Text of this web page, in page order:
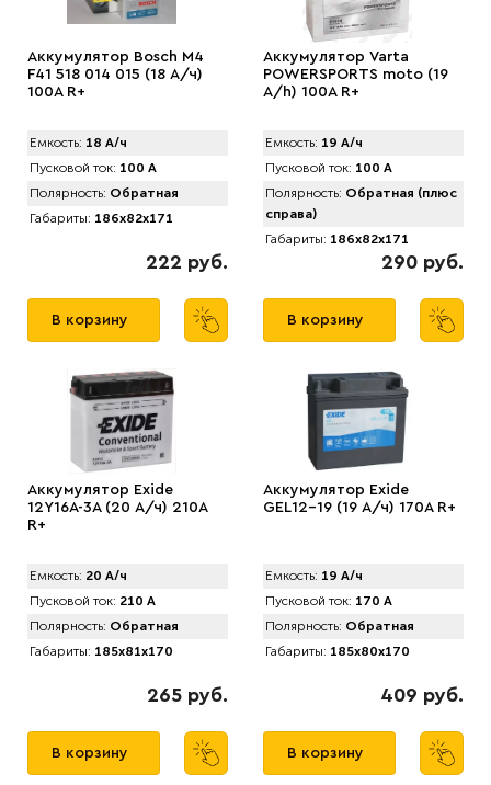
Аккумулятор Bosch M4
F41 518 014 015 (18 А/ч)
100A R+
Емкость: 18 А/ч
Пусковой ток: 100 А
Полярность: Обратная
Габариты: 186x82x171
222 руб.
В корзину
Аккумулятор Varta
POWERSPORTS moto (19
А/h) 100А R+
Емкость: 19 А/ч
Пусковой ток: 100 А
Полярность: Обратная (плюс
справа)
Габариты: 186x82x171
290 руб.
В корзину
Аккумулятор Exide
12Y16A-3A (20 А/ч) 210A
R+
Емкость: 20 А/ч
Пусковой ток: 210 А
Полярность: Обратная
Габариты: 185x81x170
265 руб.
В корзину
Аккумулятор Exide
GEL12-19 (19 А/ч) 170A R+
Емкость: 19 А/ч
Пусковой ток: 170 А
Полярность: Обратная
Габариты: 185x80x170
409 руб.
В корзину